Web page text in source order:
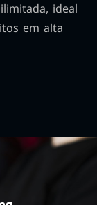
ideal
em alta